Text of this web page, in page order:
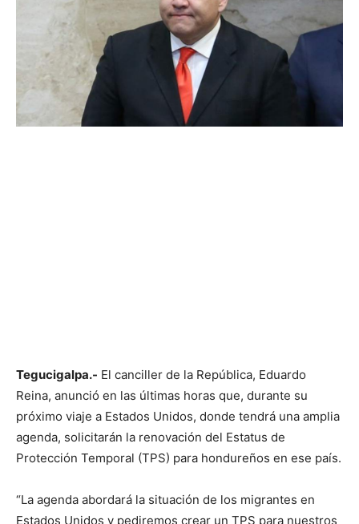
Tegucigalpa.- El canciller de la República, Eduardo
Reina, anunció en las últimas horas que, durante su
próximo viaje a Estados Unidos, donde tendrá una amplia
agenda, solicitarán la renovación del Estatus de
Protección Temporal (TPS) para hondureños en ese país.
“La agenda abordará la situación de los migrantes en
Estados Unidos y pediremos crear un TPS para nuestros